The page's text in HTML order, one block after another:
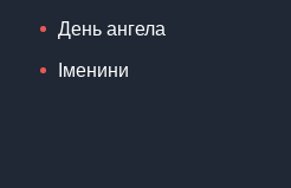
День ангела
Іменини